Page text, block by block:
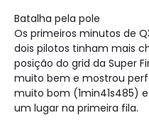
Batalha pela pole
Os primeiros minutos de
dois pilotos tinham mais
posição do grid da Super
muito bem e mostrou
muito bom (1min41s485)
um lugar na primeira fila.